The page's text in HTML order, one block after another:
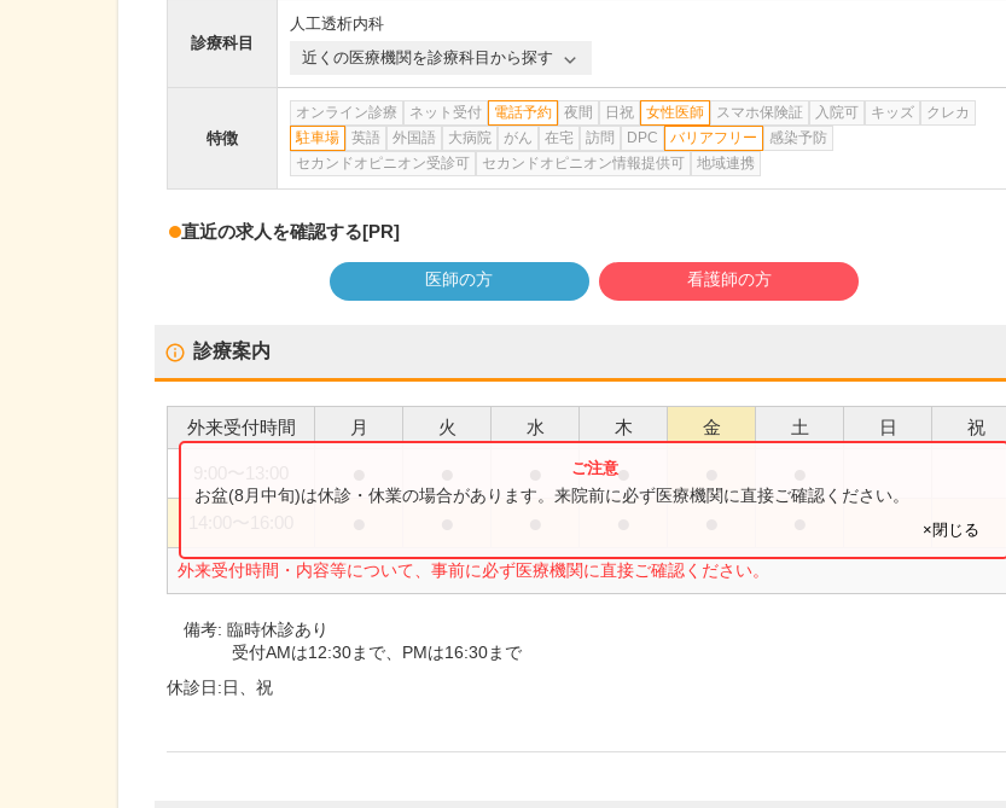
診療科目
人工透析内科
近くの医療機関を診療科目から探す
特徴
オンライン診療 ネット受付 電話予約 夜間 日祝 女性医師 スマホ保険証 入院可 キッズ
クレカ
駐車場
英語 外国語 大病院 がん 在宅 訪問 DPC バリアフリー
感染予防
セカンドオピニオン受診可
セカンドオピニオン情報提供可 地域連携
直近の求人を確認する[PR]
医師の方 看護師の方
診療案内
外来受付時間 月 火 水 木 金 土 日 祝
●
外来受付時間・内容等について、事前に必ず医療機関に直接ご確認ください。
お盆(8月中旬)は休診・休業の場合があります。来院前に必ず医療機関に直接ご確認ください。
×閉じる
備考:臨時休診あり
受付AMは12:30まで、PMは16:30まで
休診日:日、祝